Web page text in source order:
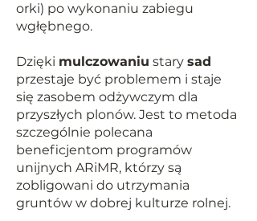
orki) po wykonaniu zabiegu
wgłębnego.
Dzięki mulczowaniu stary sad
przestaje być problemem i staje
się zasobem odżywczym dla
przyszłych plonów. Jest to metoda
szczególnie polecana
beneficjentom programów
unijnych ARiMR, którzy są
zobligowani do utrzymania
gruntów w dobrej kulturze rolnej.